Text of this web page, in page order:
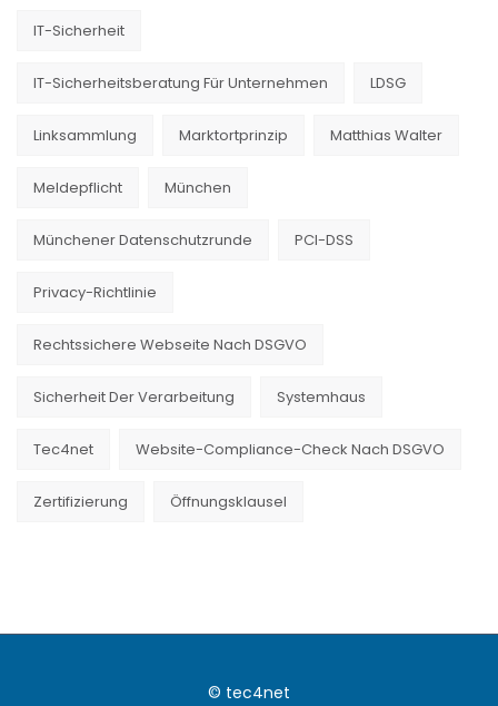
IT-Sicherheit
IT-Sicherheitsberatung Für Unternehmen LDSG
Linksammlung Marktortprinzip Matthias Walter
Meldepflicht München
Münchener Datenschutzrunde PCI-DSS
Privacy-Richtlinie
Rechtssichere Webseite Nach DSGVO
Sicherheit Der Verarbeitung Systemhaus
Tec4net Website-Compliance-Check Nach DSGVO
Zertifizierung Öffnungsklausel
© tec4net